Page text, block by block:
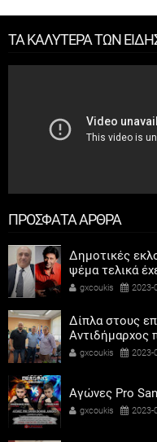
ΤΑ ΚΑΛΥΤΕΡΑ ΤΩΝ
ΠΡΟΣΦΑΤΑ ΑΡΘΡΑ
Δημοτικές
ψέμα τελικά
gxcoukis 2023-
Δίπλα στους
Αντιδήμαρχος
Καψοκόλης
gxcoukis 2023-
Αγώνες Pro
gxcoukis 2023-